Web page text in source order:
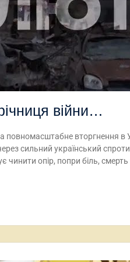
війни…
повномасштабне вторгнення в
сильний український
чинити опір, попри біль, смерть